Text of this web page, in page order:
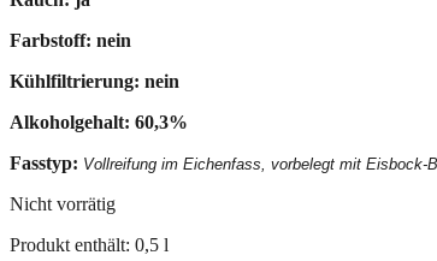
Farbstoff: nein
Kühlfiltrierung: nein
Alkoholgehalt: 60,3%
Fasstyp: Vollreifung im Eichenfass, vorbelegt mit Eisbock-
Nicht vorrätig
Produkt enthält: 0,5 l